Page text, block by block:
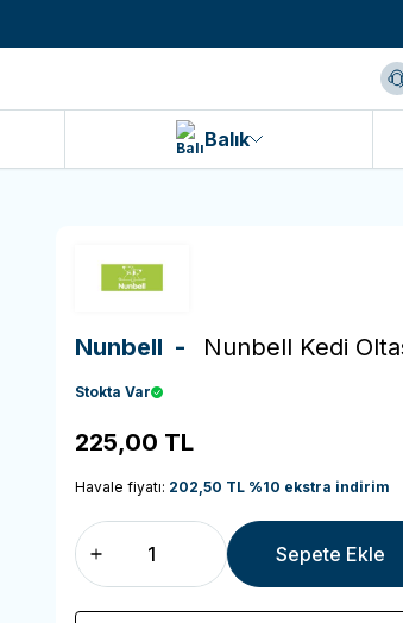
Balık
Nunbell - Nunbell Kedi
Stokta Var
225,00 TL
Havale fiyatı: 202,50 TL %10 ekstra indirim
Sepete Ekle